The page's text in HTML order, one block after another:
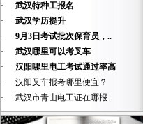
·
武汉特种工报名
·
武汉学历提升
·
9月3日考试批次保育员，..
·
武汉哪里可以考叉车
·
汉阳哪里电工考试通过率高
·
汉阳叉车报考哪里便宜？
·
武汉市青山电工证在哪报..